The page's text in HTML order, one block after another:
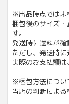
※出品時点では未
梱包後のサイズ
す。
発送時に送料が
ただし、発送時
実際のお支払額
※梱包方法につい
当店の判断による